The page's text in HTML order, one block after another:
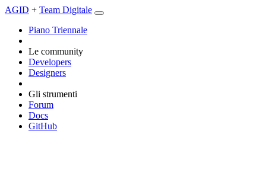
AGID + Team Digitale
Piano Triennale
Le community
Developers
Designers
Gli strumenti
Forum
Docs
GitHub